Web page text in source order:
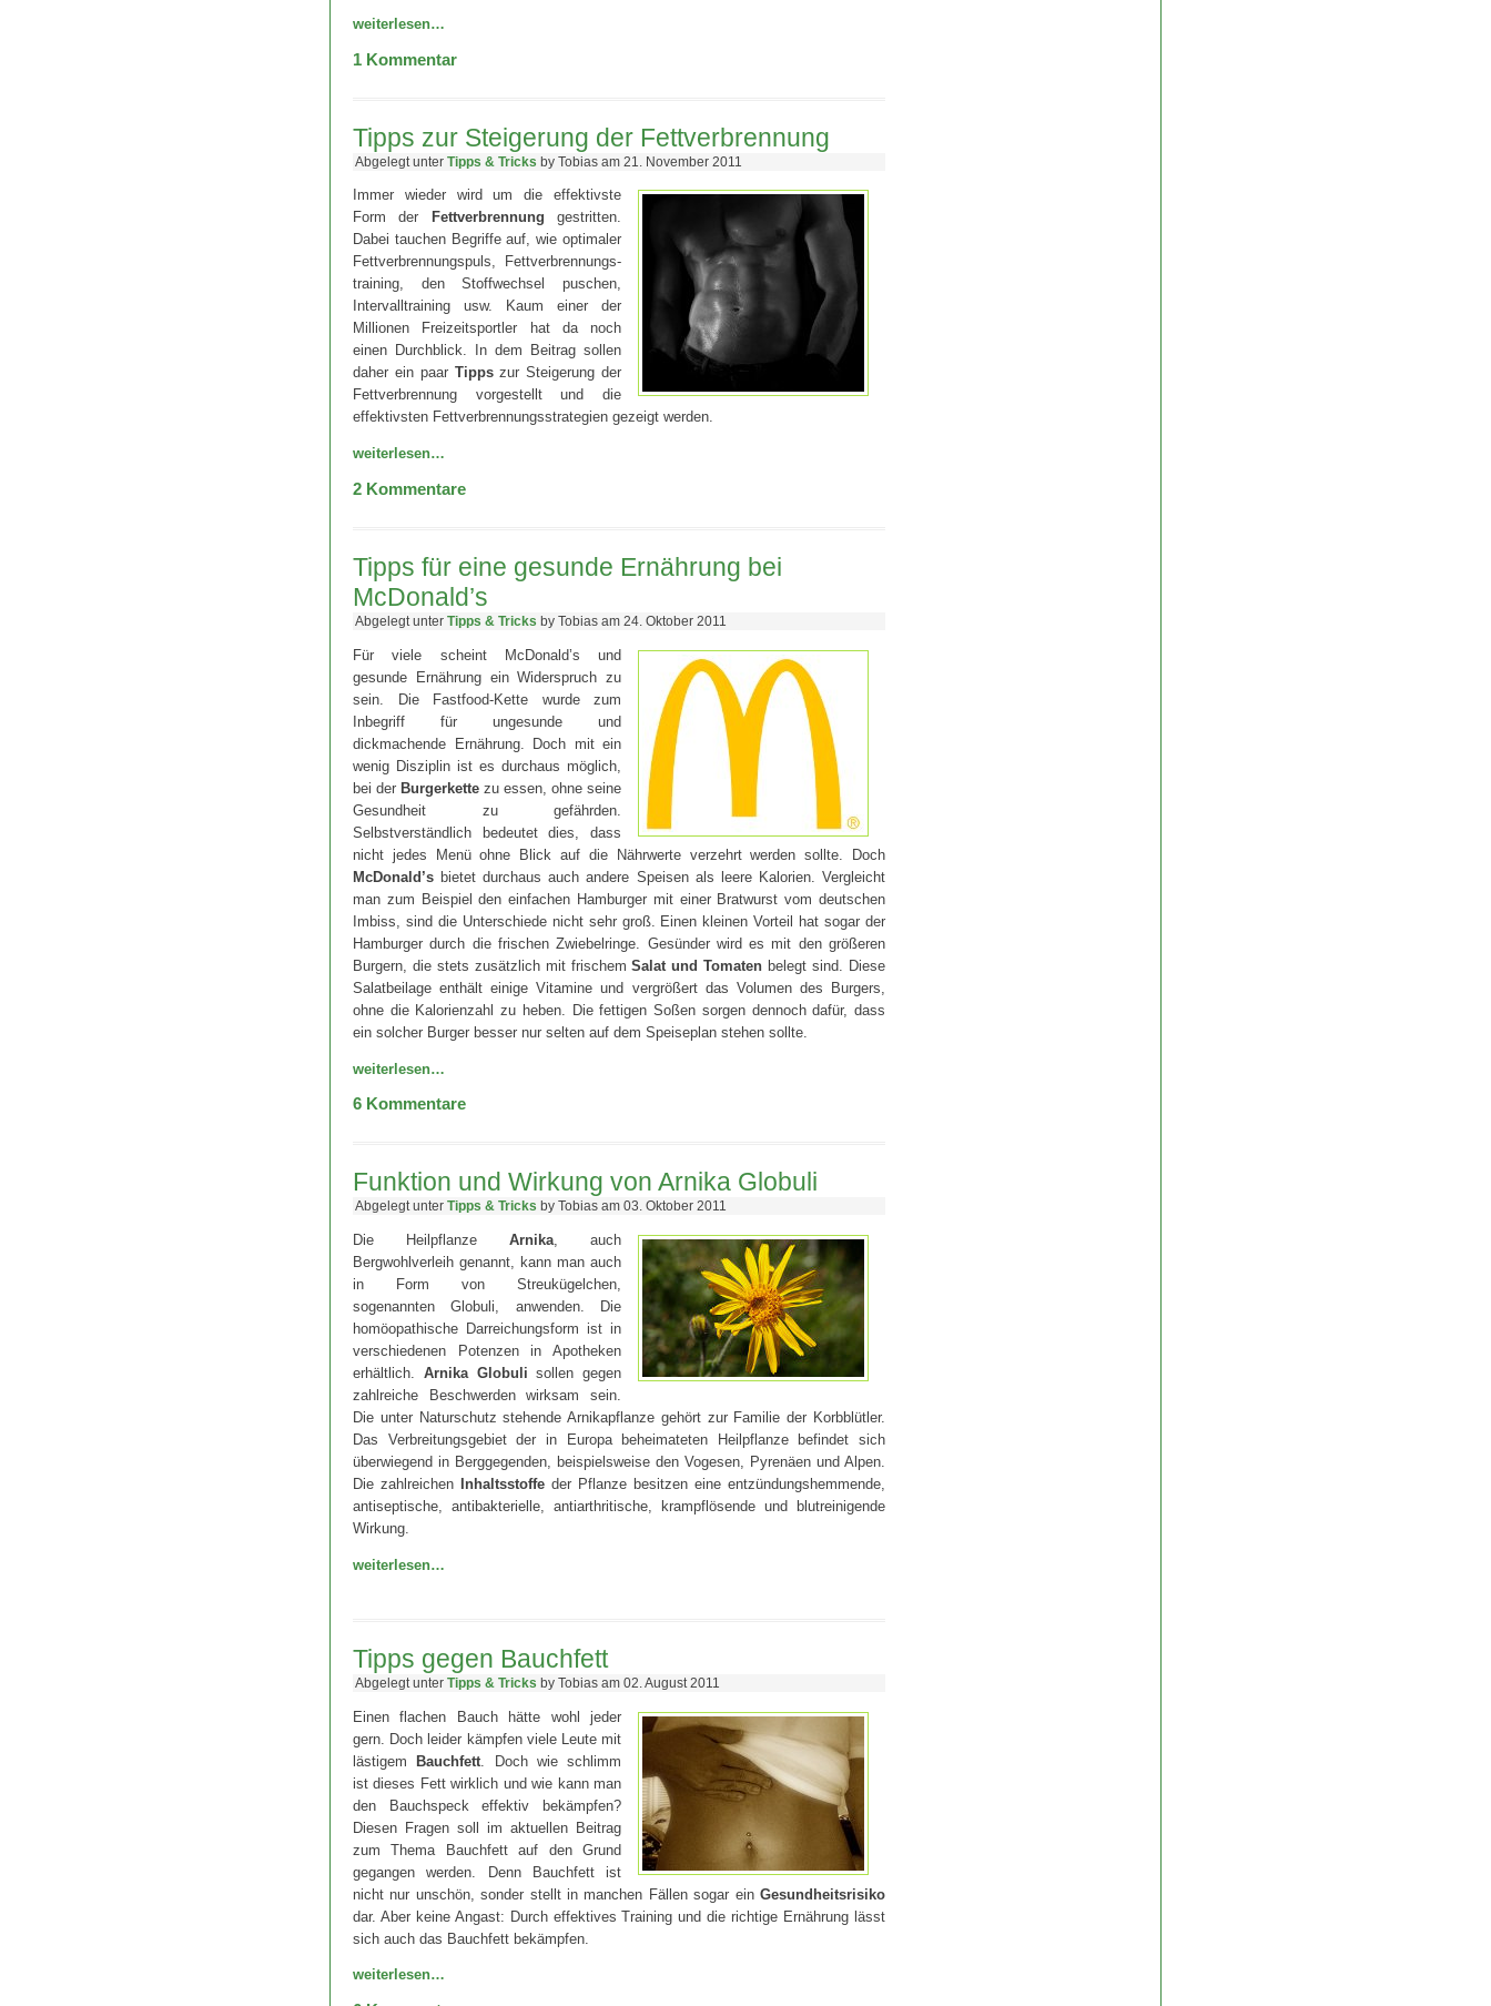
weiterlesen…
1 Kommentar
Tipps zur Steigerung der Fettverbrennung
Abgelegt unter Tipps & Tricks by Tobias am 21. November 2011
Immer wieder wird um die effektivste
Form der
Fettverbrennung gestritten.
Dabei tauchen Begriffe auf, wie optimaler
Fettverbrennungspuls, Fettverbrennungs-
training, den Stoffwechsel puschen,
Intervalltraining usw. Kaum einer der
Millionen Freizeitsportler hat da noch
einen Durchblick. In dem Beitrag sollen
daher ein paar Tippszur Steigerung der
Fettverbrennung vorgestellt und die
effektivsten Fettverbrennungsstrategien gezeigt werden.
weiterlesen…
2 Kommentare
Tipps für eine gesunde Ernährung bei
McDonald’s
Abgelegt unter Tipps & Tricks by Tobias am 24. Oktober 2011
Für viele scheint McDonald’s und
gesunde Ernährung ein Widerspruch zu
sein. Die Fastfood-Kette wurde zum
Inbegriff für ungesunde und
dickmachende Ernährung. Doch mit ein
wenig Disziplin ist es durchaus möglich,
bei der Burgerkette zu essen, ohne seine
Gesundheit zu gefährden.
Selbstverständlich bedeutet dies, dass
nicht jedes Menü ohne Blick auf die Nährwerte verzehrt werden sollte. Doch
McDonald’s bietet durchaus auch andere Speisen als leere Kalorien. Vergleicht
man zum Beispiel den einfachen Hamburger mit einer Bratwurst vom deutschen
Imbiss, sind die Unterschiede nicht sehr groß. Einen kleinen Vorteil hat sogar der
Hamburger durch die frischen Zwiebelringe. Gesünder wird es mit den größeren
Burgern, die stets zusätzlich mit frischemSalat und Tomaten belegt sind. Diese
Salatbeilage enthält einige Vitamine und vergrößert das Volumen des Burgers,
ohne die Kalorienzahl zu heben. Die fettigen Soßen sorgen dennoch dafür, dass
ein solcher Burger besser nur selten auf dem Speiseplan stehen sollte.
weiterlesen…
6 Kommentare
Funktion und Wirkung von Arnika Globuli
Abgelegt unter Tipps & Tricks by Tobias am 03. Oktober 2011
Die Heilpflanze Arnika, auch
Bergwohlverleih genannt, kann man auch
in Form von Streukügelchen,
sogenannten Globuli, anwenden. Die
homöopathische Darreichungsform ist in
verschiedenen Potenzen in Apotheken
erhältlich. Arnika Globuli sollen gegen
zahlreiche Beschwerden wirksam sein.
Die unter Naturschutz stehende Arnikapflanze gehört zur Familie der Korbblütler.
Das Verbreitungsgebiet der in Europa beheimateten Heilpflanze befindet sich
überwiegend in Berggegenden, beispielsweise den Vogesen, Pyrenäen und Alpen.
Die zahlreichen
Inhaltsstoffe der Pflanze besitzen eine entzündungshemmende,
antiseptische, antibakterielle, antiarthritische, krampflösende und blutreinigende
Wirkung.
weiterlesen…
Tipps gegen Bauchfett
Abgelegt unter Tipps & Tricks by Tobias am 02. August 2011
Einen flachen Bauch hätte wohl jeder
gern. Doch leider kämpfen viele Leute mit
lästigemBauchfett . Doch wie schlimm
ist dieses Fett wirklich und wie kann man
den Bauchspeck effektiv bekämpfen?
Diesen Fragen soll im aktuellen Beitrag
zum Thema Bauchfett auf den Grund
gegangen werden. Denn Bauchfett ist
nicht nur unschön, sonder stellt in manchen Fällen sogar ein Gesundheitsrisiko
dar. Aber keine Angast: Durch effektives Training und die richtige Ernährung lässt
sich auch das Bauchfett bekämpfen.
weiterlesen…